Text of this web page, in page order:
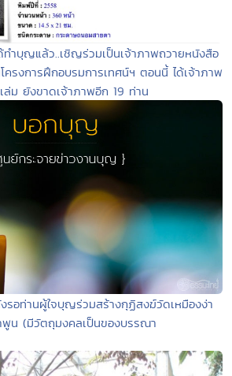
ทำบุญแล้ว..เชิญร่วมเป็นเจ้าภาพถวายหนังสือ
ครงการฝึกอบรมการเทศน์ฯ ตอนนี้ ได้เจ้าภาพ
ล่ม ยังขาดเจ้าภาพอีก 19 ท่าน
รอท่านผู้ใจบุญร่วมสร้างกุฏิสงฆ์วัดเหมืองง่า
น (มีวัตถุมงคลเป็นของบรรณา